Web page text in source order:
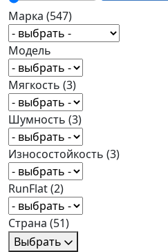
Марка (547)
Модель
Мягкость (3)
Шумность (3)
Износостойкость (3)
RunFlat(2)
Страна (51)
Выбрать